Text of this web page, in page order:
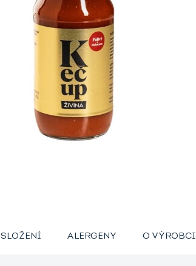
SLOŽENÍ ALERGENY O VÝROBCI